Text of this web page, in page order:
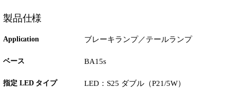
製品仕様
Application ブレーキランプ／テールランプ
ベース BA15s
指定 LED タイプ LED：S25 ダブル（P21/5W）